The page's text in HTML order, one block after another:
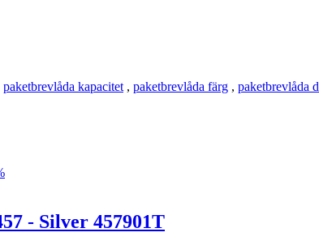
paketbrevlåda kapacitet , paketbrevlåda färg , paketbrevlåda
- Silver 457901T